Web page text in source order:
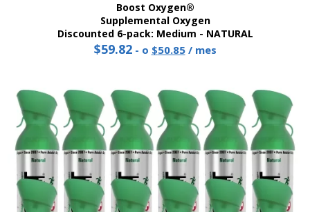
Boost Oxygen®
Supplemental Oxygen
Discounted 6-pack: Medium - NATURAL
$59.82 - o Precio
dólares.
$50.85El
es:
50,85
dólares.
/ mes